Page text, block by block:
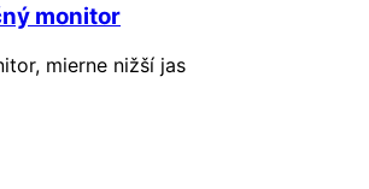
monitor
mierne nižší jas